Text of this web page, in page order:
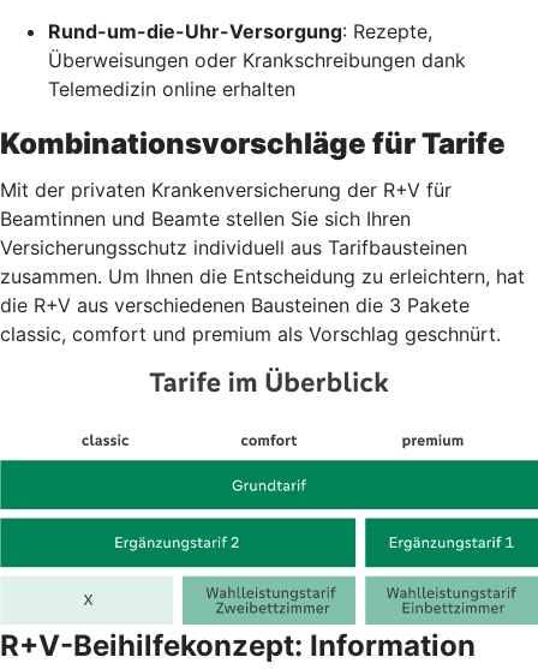
Rund-um-die-Uhr-Versorgung: Rezepte,
Überweisungen oder Krankschreibungen dank
Telemedizin online erhalten
Kombinationsvorschläge für Tarife
Mit der privaten Krankenversicherung der R+V für
Beamtinnen und Beamte stellen Sie sich Ihren
Versicherungsschutz individuell aus Tarifbausteinen
zusammen. Um Ihnen die Entscheidung zu erleichtern, hat
die R+V aus verschiedenen Bausteinen die 3 Pakete
classic, comfort und premium als Vorschlag geschnürt.
R+V-Beihilfekonzept: Information